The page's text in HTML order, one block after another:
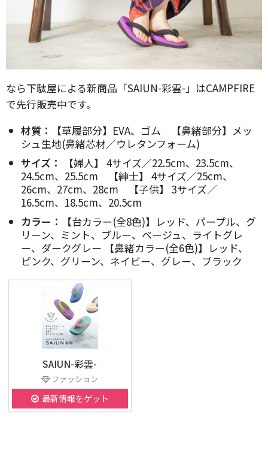
なら下駄屋による新商品「SAIUN-彩雲-」はCAMPFIRE
で先行販売中です。
材質：
【草履部分】EVA、ゴム 【鼻緒部分】メッ
シュ生地(鼻緒芯材／ウレタンフォーム)
サイズ：
【婦人】 4サイズ／22.5cm、23.5cm、
24.5cm、25.5cm 【紳士】 4サイズ／25cm、
26cm、27cm、28cm 【子供】 3サイズ／
16.5cm、18.5cm、20.5cm
カラー：
【台カラー(全8色)】レッド、パープル、グ
リーン、ミント、ブルー、ベージュ、ライトグレ
ー、ダークグレー 【鼻緒カラー(全6色)】レッド、
ピンク、グリーン、ネイビー、グレー、ブラック
SAIUN-彩雲-
ファッション
最新情報をゲット